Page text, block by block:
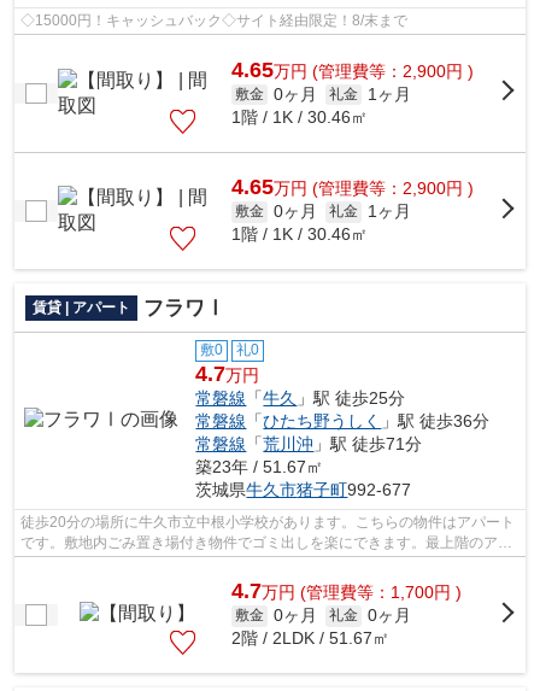
◇15000円！キャッシュバック◇サイト経由限定！8/末まで
4.65万円 (管理費等：2,900円 )
敷金 0ヶ月 礼金
1ヶ月
1階 / 1K / 30.46㎡
4.65万円 (管理費等：2,900円 )
敷金 0ヶ月 礼金
1ヶ月
1階 / 1K / 30.46㎡
賃貸 | アパート フラワⅠ
敷0 礼0
4.7万円
常磐線 「牛久 」駅 徒歩25分
常磐線 「ひたち野うしく
」駅 徒歩36分
常磐線 「荒川沖 」駅 徒歩71分
築23年 / 51.67㎡
茨城県牛久市猪子町992-677
徒歩20分の場所に牛久市立中根小学校があります。こちらの物件はアパート
です。敷地内ごみ置き場付き物件でゴミ出しを楽にできます。最上階のアパ
ートです。牛久市で探すなら常磐線牛...
4.7万円 (管理費等：1,700円 )
敷金 0ヶ月 礼金 0ヶ月
2階 / 2LDK / 51.67㎡